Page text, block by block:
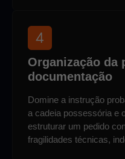
Organização da
documentação
Domine a instrução
a cadeia possessória e
estruturar um pedido
fragilidades técnicas,